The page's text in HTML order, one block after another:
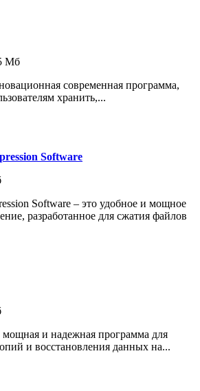
Мб
современная программа,
хранить,...
Software
Software – это удобное и мощное
разработанное для сжатия файлов
и надежная программа для
и восстановления данных на...